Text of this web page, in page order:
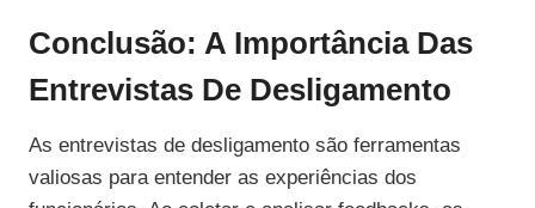
Conclusão: A Importância Das
Entrevistas De Desligamento
As entrevistas de desligamento são ferramentas
valiosas para entender as experiências dos